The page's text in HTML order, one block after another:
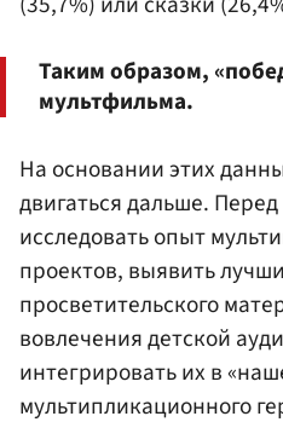
Таким образом,
мультфильма.
На основании этих
двигаться дальше.
исследовать опыт
проектов, выявить
просветительского
вовлечения детской
интегрировать их в
мультипликационного